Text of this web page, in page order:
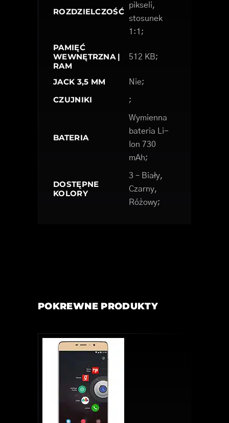
ROZDZIELCZOŚĆ
pikseli,
stosunek
1:1;
PAMIĘĆ
WEWNĘTRZNA |
RAM
512 KB;
JACK 3,5 MM Nie;
CZUJNIKI ;
BATERIA
Wymienna
bateria Li-
Ion 730
mAh;
DOSTĘPNE
KOLORY
3 – Biały,
Czarny,
Różowy;
POKREWNE PRODUKTY